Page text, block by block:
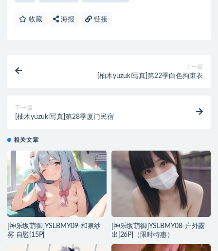
收藏 海报 链接
上一篇
[柚木yuzuki写真]第22季白色拘束衣
下一篇
[柚木yuzuki写真]第28季厦门民宿
相关文章
[神乐坂萌御]YSLBMY09-和泉纱
雾 自慰[15P]
[神乐坂萌御]YSLBMY08-户外露
出[26P]（限时特惠）